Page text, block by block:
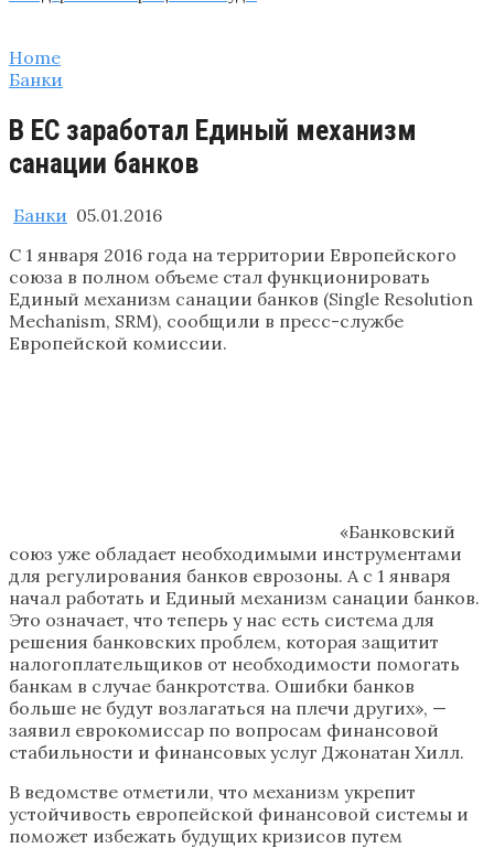
Home
Банки
В ЕС заработал Единый механизм
санации банков
Банки 05.01.2016
С 1 января 2016 года на территории Европейского
союза в полном объеме стал функционировать
Единый механизм санации банков (Single Resolution
Mechanism, SRM), сообщили в пресс-службе
Европейской комиссии.
«Банковский
союз уже обладает необходимыми инструментами
для регулирования банков еврозоны. А с 1 января
начал работать и Единый механизм санации банков.
Это означает, что теперь у нас есть система для
решения банковских проблем, которая защитит
налогоплательщиков от необходимости помогать
банкам в случае банкротства. Ошибки банков
больше не будут возлагаться на плечи других», —
заявил еврокомиссар по вопросам финансовой
стабильности и финансовых услуг Джонатан Хилл.
В ведомстве отметили, что механизм укрепит
устойчивость европейской финансовой системы и
поможет избежать будущих кризисов путем